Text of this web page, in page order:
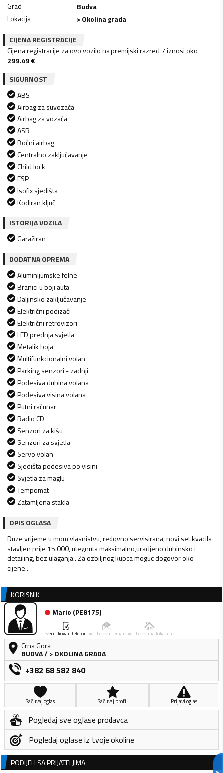
Grad
Budva
Lokacija
> Okolina grada
CIJENA REGISTRACIJE
Cijena registracije za ovo vozilo na premijski razred 7 iznosi oko
299.49€
SIGURNOST
ABS
Airbag za suvozača
Airbag za vozača
ASR
Bočni airbag
Centralno zaključavanje
Child lock
ESP
Isofix sjedišta
Kodiran ključ
ISTORIJA VOZILA
Garažiran
DODATNA OPREMA
Aluminijumske felne
Branici u boji auta
Daljinsko zaključavanje
Električni podizači
Električni retrovizori
LED prednja svjetla
Metalik boja
Multifunkcionalni volan
Parking senzori - zadnji
Podesiva dubina volana
Podesiva visina volana
Putni računar
Radio CD
Senzori za kišu
Senzori za svjetla
Servo volan
Sjedišta podesiva po visini
Svjetla za maglu
Tempomat
Zatamljena stakla
OPIS OGLASA
Duze vrijeme u mom vlasnistvu, redovno servisirana, novi set kvacila
stavljen prije 15.000, utegnuta maksimalno,uradjeno dubinsko i
detailing, bez ulaganja.. Za ozbiljnog kupca moguc dogovor oko
cijene..
KORISNIK
Mario (PE8175)
verifikovan telefon verifikovan email verifikovana lokacija
Crna Gora
BUDVA/ > OKOLINA GRADA
+382 68 582 840
Sačuvaj oglas Sačuvaj profil Prijavi oglas
Pogledaj sve oglase prodavca
Pogledaj oglase iz tvoje okoline
PODIJELI SA PRIJATELJIMA